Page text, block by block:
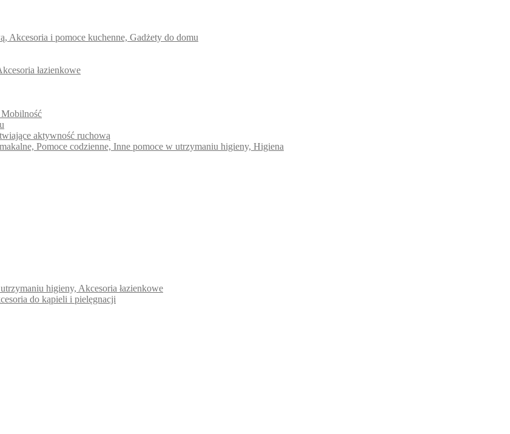
Akcesoria i pomoce kuchenne, Gadżety do domu
łazienkowe
Mobilność
aktywność ruchową
Pomoce codzienne, Inne pomoce w utrzymaniu higieny, Higiena
higieny, Akcesoria łazienkowe
do kąpieli i pielęgnacji